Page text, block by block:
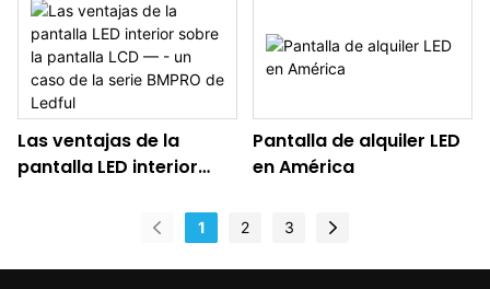
conferencias para la
sala de conferencias
Las ventajas de la
pantalla LED interior
- un caso de la serie
Pantalla de alquiler LED
en América
1 2 3